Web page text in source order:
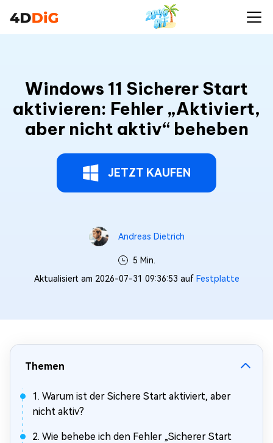
Windows 11 Sicherer Start
aktivieren: Fehler „Aktiviert,
aber nicht aktiv“ beheben
JETZT KAUFEN
Andreas Dietrich
5 Min.
Aktualisiert am 2026-07-31 09:36:53 auf Festplatte
Themen
1. Warum ist der Sichere Start aktiviert, aber
nicht aktiv?
2. Wie behebe ich den Fehler „Sicherer Start